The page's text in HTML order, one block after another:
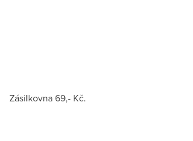
Zásilkovna 69,- Kč.